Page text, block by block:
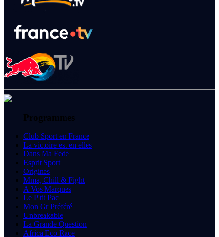
Programmes
Club Sport en France
La victoire est en elles
Dans Ma Fédé
Esprit Sport
Origines
Mma, Chill & Fight
A Vos Marques
Le P'tit Pac
Mon Gr Préféré
Unbreakable
La Grande Question
Africa Eco Race